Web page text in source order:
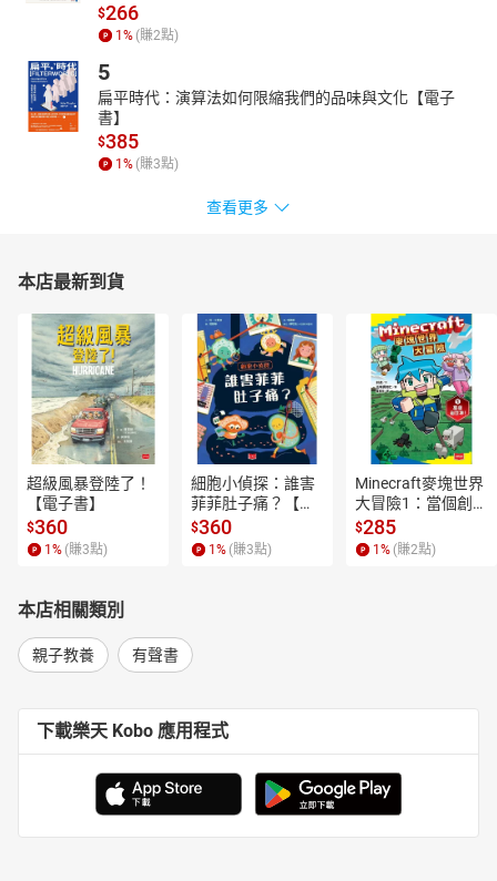
$266
1 % (賺2點)
5
扁平時代：演算法如何限縮我們的品味與文化【電子
書】
$385
1 % (賺3點)
查看更多
本店最新到貨
超級風暴登陸了！
【電子書】
$360
1 % (賺3點)
細胞小偵探：誰害
菲菲肚子痛？【電
子書】
$360
1 % (賺3點)
Minecraft麥塊世界
大冒險1：當個創世
神！【電子書】
$285
1 % (賺2點)
本店相關類別
親子教養 有聲書
下載樂天 Kobo 應用程式